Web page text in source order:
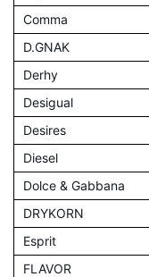
Comma
D.GNAK
Derhy
Desigual
Desires
Diesel
Dolce & Gabbana
DRYKORN
Esprit
FLAVOR